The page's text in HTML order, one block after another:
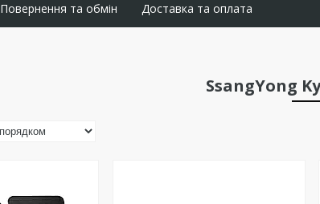
Повернення та обмін Доставка та оплата
SsangYong